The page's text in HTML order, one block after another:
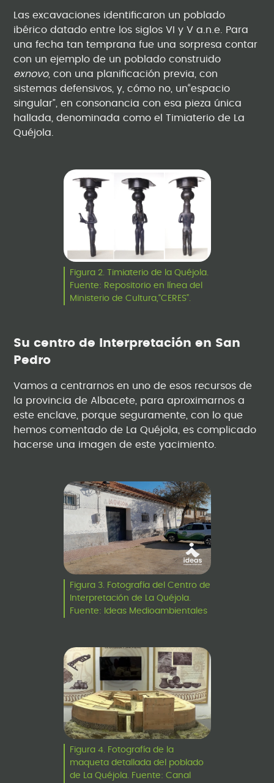
Las excavaciones identificaron un poblado
ibérico datado entre los siglos VI y V a.n.e. Para
una fecha tan temprana fue una sorpresa contar
con un ejemplo de un poblado construido
exnovo, con una planificación previa, con
sistemas defensivos, y, cómo no, un“espacio
singular”, en consonancia con esa pieza única
hallada, denominada como el Timiaterio de La
Quéjola.
Figura 2. Timiaterio de la Quéjola.
Fuente: Repositorio en línea del
Ministerio de Cultura,“CERES”.
Su centro de Interpretación en San
Pedro
Vamos a centrarnos en uno de esos recursos de
la provincia de Albacete, para aproximarnos a
este enclave, porque seguramente, con lo que
hemos comentado de La Quéjola, es complicado
hacerse una imagen de este yacimiento.
Figura 3. Fotografía del Centro de
Interpretación de La Quéjola.
Fuente: Ideas Medioambientales
Figura 4. Fotografía de la
maqueta detallada del poblado
de La Quéjola. Fuente: Canal